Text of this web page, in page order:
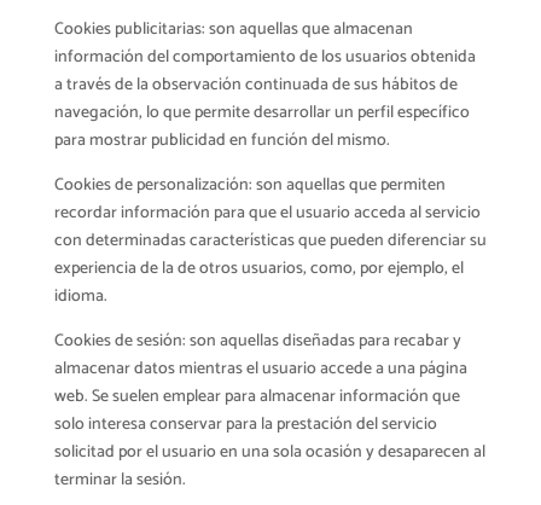
Cookies publicitarias: son aquellas que almacenan
información del comportamiento de los usuarios obtenida
a través de la observación continuada de sus hábitos de
navegación, lo que permite desarrollar un perfil específico
para mostrar publicidad en función del mismo.
Cookies de personalización: son aquellas que permiten
recordar información para que el usuario acceda al servicio
con determinadas características que pueden diferenciar su
experiencia de la de otros usuarios, como, por ejemplo, el
idioma.
Cookies de sesión: son aquellas diseñadas para recabar y
almacenar datos mientras el usuario accede a una página
web. Se suelen emplear para almacenar información que
solo interesa conservar para la prestación del servicio
solicitad por el usuario en una sola ocasión y desaparecen al
terminar la sesión.